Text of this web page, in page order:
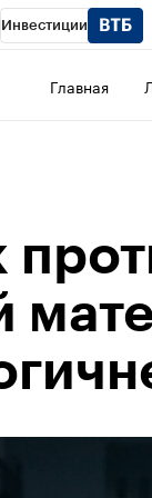
Инвестиции
Главная